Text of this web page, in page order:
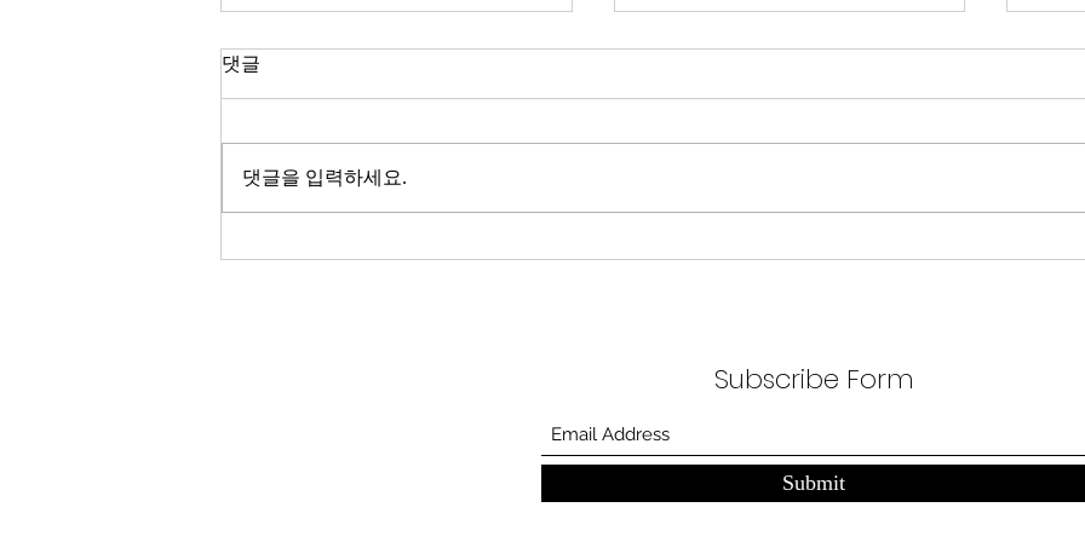
한국 경제
고, 서울 아파트 값은 2025년 한 해
동안 8.71% 올랐다. 1999년 이후
무엇이 AI 강국인가
거다. 그런데 AI 강국이 뭔지부터
중
서론
다.
댓글
댓글을 입력하세요.
Subscribe Form
Submit